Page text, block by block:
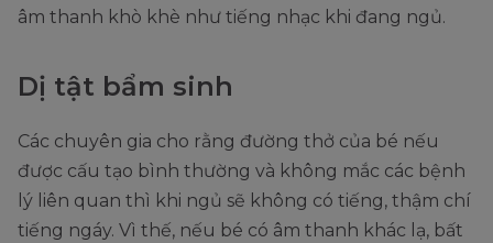
âm thanh khò khè như tiếng nhạc khi đang ngủ.
Dị tật bẩm sinh
Các chuyên gia cho rằng đường thở của bé nếu
được cấu tạo bình thường và không mắc các bệnh
lý liên quan thì khi ngủ sẽ không có tiếng, thậm chí
tiếng ngáy. Vì thế, nếu bé có âm thanh khác lạ, bất